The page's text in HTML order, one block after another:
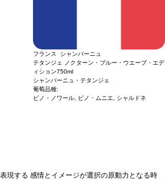
フランス シャンパーニュ
テタンジェ ノクターン・ブルー・ウエーブ・エデ
ィション750ml
シャンパーニュ・テタンジェ
葡萄品種:
ピノ・ノワール, ピノ・ムニエ, シャルドネ
現する 感情とイメージが選択の原動力となる時